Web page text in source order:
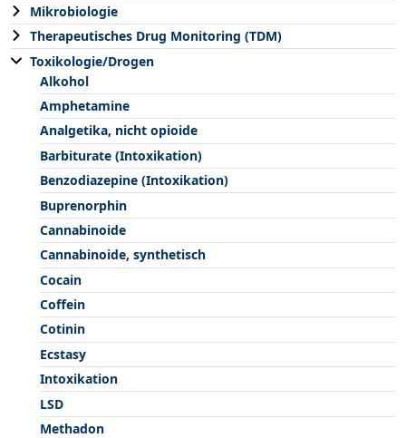
Mikrobiologie
Therapeutisches Drug Monitoring (TDM)
Toxikologie/Drogen
Alkohol
Amphetamine
Analgetika, nicht opioide
Barbiturate (Intoxikation)
Benzodiazepine (Intoxikation)
Buprenorphin
Cannabinoide
Cannabinoide, synthetisch
Cocain
Coffein
Cotinin
Ecstasy
Intoxikation
LSD
Methadon